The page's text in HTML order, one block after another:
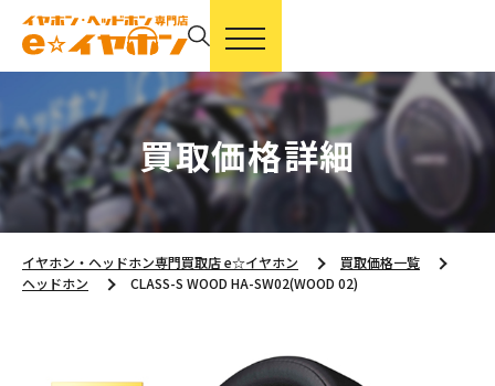
買取価格詳細
イヤホン・ヘッドホン専門買取店 e☆イヤホン
買取価格一覧
ヘッドホン
CLASS-S WOOD HA-SW02(WOOD 02)